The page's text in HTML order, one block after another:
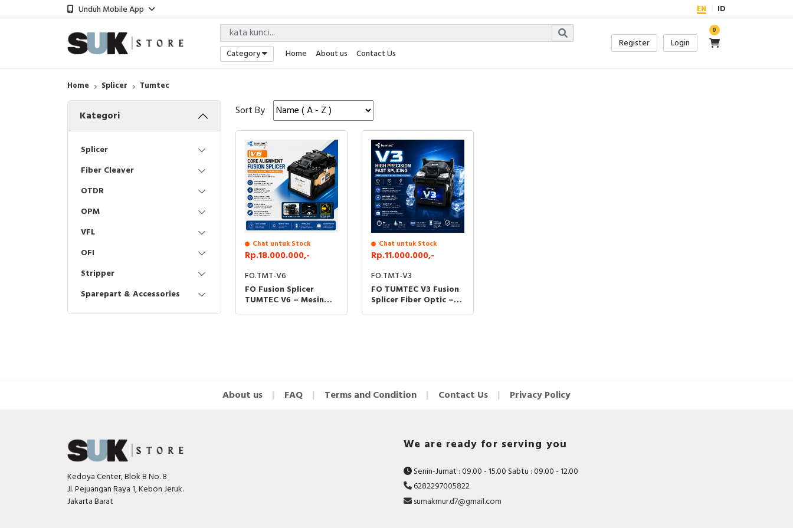
Unduh Mobile App EN ID
Category Home About us Contact Us
Register Login
0
Home Splicer Tumtec
Kategori
Splicer
Fiber Cleaver
OTDR
OPM
VFL
OFI
Stripper
Sparepart & Accessories
Sort By
Chat untuk Stock
Rp.18.000.000,-
FO.TMT-V6
FO Fusion Splicer
TUMTEC V6 – Mesin
Chat untuk Stock
Rp.11.000.000,-
FO.TMT-V3
FO TUMTEC V3 Fusion
Splicer Fiber Optic –
About us FAQ Terms and Condition Contact Us Privacy Policy
Kedoya Center, Blok B No. 8
Jl. Pejuangan Raya 1, Kebon Jeruk.
Jakarta Barat
We are ready for serving you
Senin-Jumat : 09.00 - 15.00 Sabtu : 09.00 - 12.00
6282297005822
sumakmur.d7@gmail.com